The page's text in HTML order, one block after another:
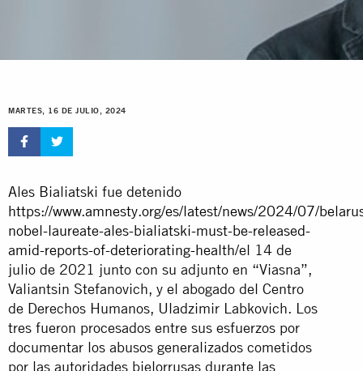
MARTES, 16 DE JULIO, 2024
Ales Bialiatski fue detenido
https://www.amnesty.org/es/latest/news/2024/07/
nobel-laureate-ales-bialiatski-must-be-released-
amid-reports-of-deteriorating-health/el 14 de
julio de 2021 junto con su adjunto en “Viasna”,
Valiantsin Stefanovich, y el abogado del Centro
de Derechos Humanos, Uladzimir Labkovich. Los
tres fueron procesados entre sus esfuerzos por
documentar los abusos generalizados cometidos
por las autoridades bielorrusas durante las